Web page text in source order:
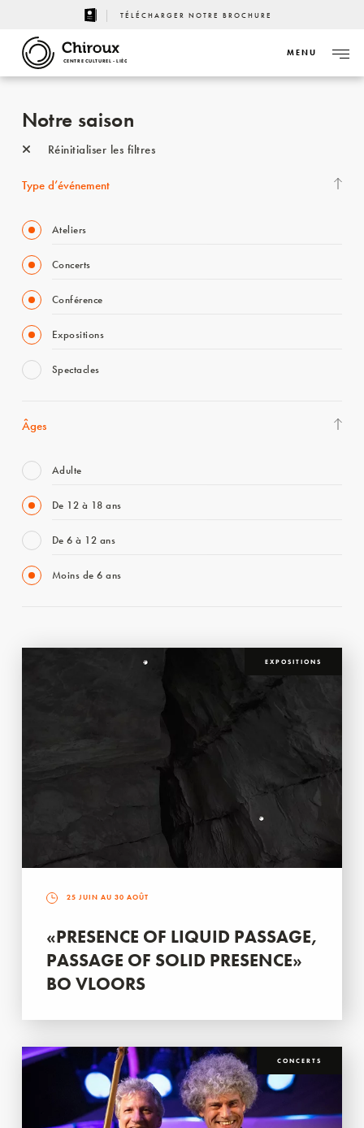
TÉLÉCHARGER NOTRE BROCHURE
CENTRE CULTUREL - LIÈGE
MENU
Notre saison
Réinitialiser les filtres
Type d’événement
Ateliers
Concerts
Conférence
Expositions
Spectacles
Âges
Adulte
De 12 à 18 ans
De 6 à 12 ans
Moins de 6 ans
EXPOSITIONS
25 JUIN AU 30 AOÛT
«PRESENCE OF LIQUID PASSAGE,
PASSAGE OF SOLID PRESENCE»
BO VLOORS
CONCERTS